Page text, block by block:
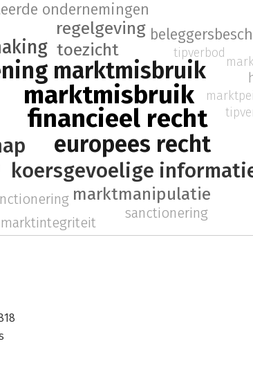
marktmisbruik
financieel recht
marktmisbruik
europees recht
koersgevoelige
toezicht
regelgeving
marktmanipulatie
ondernemingen
tipverbod
sanctionering
marktintegriteit